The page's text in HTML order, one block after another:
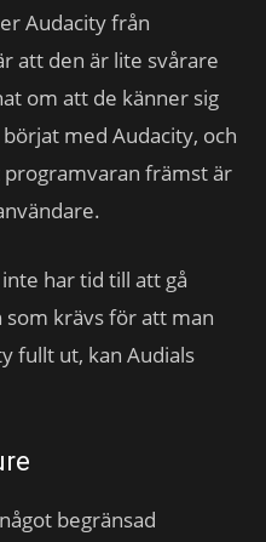
Audacity från
att den är lite svårare
om att de känner sig
med Audacity, och
främst är
har tid till att gå
krävs för att man
fullt ut, kan Audials
begränsad